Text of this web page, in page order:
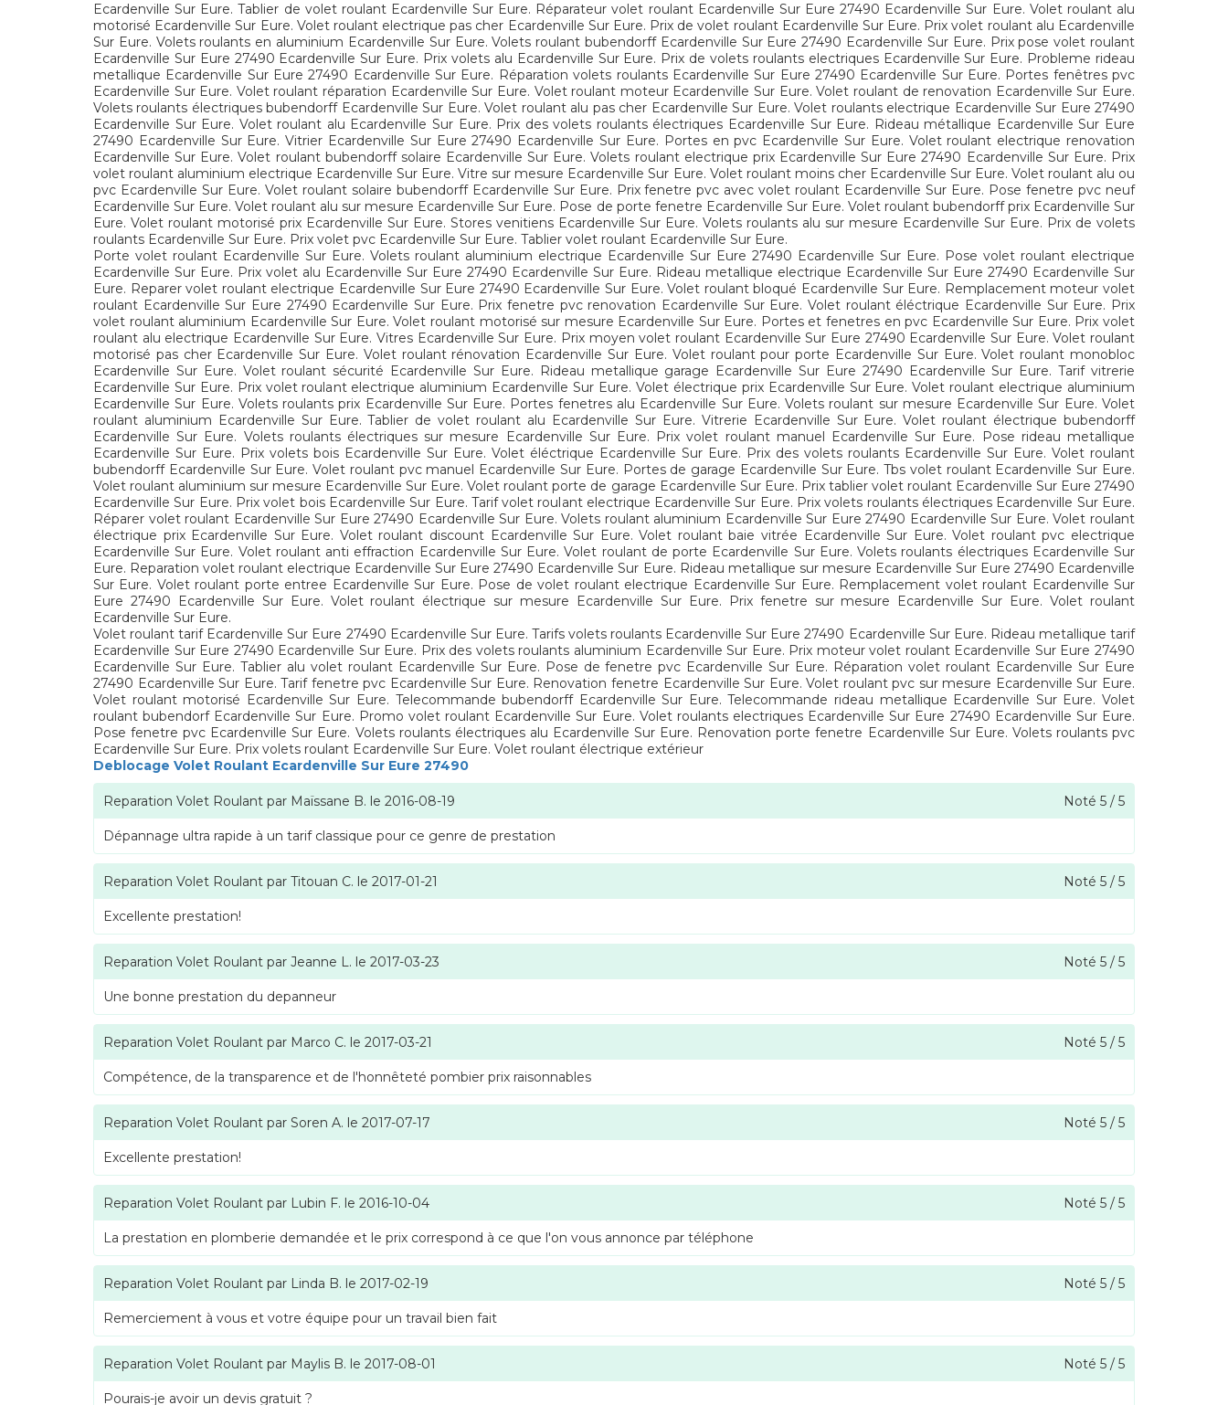
Ecardenville Sur Eure. Tablier de volet roulant Ecardenville Sur Eure. Réparateur volet roulant Ecardenville Sur Eure 27490 Ecardenville Sur Eure. Volet roulant alu
motorisé Ecardenville Sur Eure. Volet roulant electrique pas cher Ecardenville Sur Eure. Prix de volet roulant Ecardenville Sur Eure. Prix volet roulant alu Ecardenville
Sur Eure. Volets roulants en aluminium Ecardenville Sur Eure. Volets roulant bubendorff Ecardenville Sur Eure 27490 Ecardenville Sur Eure. Prix pose volet roulant
Ecardenville Sur Eure 27490 Ecardenville Sur Eure. Prix volets alu Ecardenville Sur Eure. Prix de volets roulants electriques Ecardenville Sur Eure. Probleme rideau
metallique Ecardenville Sur Eure 27490 Ecardenville Sur Eure. Réparation volets roulants Ecardenville Sur Eure 27490 Ecardenville Sur Eure. Portes fenêtres pvc
Ecardenville Sur Eure. Volet roulant réparation Ecardenville Sur Eure. Volet roulant moteur Ecardenville Sur Eure. Volet roulant de renovation Ecardenville Sur Eure.
Volets roulants électriques bubendorff Ecardenville Sur Eure. Volet roulant alu pas cher Ecardenville Sur Eure. Volet roulants electrique Ecardenville Sur Eure 27490
Ecardenville Sur Eure. Volet roulant alu Ecardenville Sur Eure. Prix des volets roulants électriques Ecardenville Sur Eure. Rideau métallique Ecardenville Sur Eure
27490 Ecardenville Sur Eure. Vitrier Ecardenville Sur Eure 27490 Ecardenville Sur Eure. Portes en pvc Ecardenville Sur Eure. Volet roulant electrique renovation
Ecardenville Sur Eure. Volet roulant bubendorff solaire Ecardenville Sur Eure. Volets roulant electrique prix Ecardenville Sur Eure 27490 Ecardenville Sur Eure. Prix
volet roulant aluminium electrique Ecardenville Sur Eure. Vitre sur mesure Ecardenville Sur Eure. Volet roulant moins cher Ecardenville Sur Eure. Volet roulant alu ou
pvc Ecardenville Sur Eure. Volet roulant solaire bubendorff Ecardenville Sur Eure. Prix fenetre pvc avec volet roulant Ecardenville Sur Eure. Pose fenetre pvc neuf
Ecardenville Sur Eure. Volet roulant alu sur mesure Ecardenville Sur Eure. Pose de porte fenetre Ecardenville Sur Eure. Volet roulant bubendorff prix Ecardenville Sur
Eure. Volet roulant motorisé prix Ecardenville Sur Eure. Stores venitiens Ecardenville Sur Eure. Volets roulants alu sur mesure Ecardenville Sur Eure. Prix de volets
roulants Ecardenville Sur Eure. Prix volet pvc Ecardenville Sur Eure. Tablier volet roulant Ecardenville Sur Eure.
Porte volet roulant Ecardenville Sur Eure. Volets roulant aluminium electrique Ecardenville Sur Eure 27490 Ecardenville Sur Eure. Pose volet roulant electrique
Ecardenville Sur Eure. Prix volet alu Ecardenville Sur Eure 27490 Ecardenville Sur Eure. Rideau metallique electrique Ecardenville Sur Eure 27490 Ecardenville Sur
Eure. Reparer volet roulant electrique Ecardenville Sur Eure 27490 Ecardenville Sur Eure. Volet roulant bloqué Ecardenville Sur Eure. Remplacement moteur volet
roulant Ecardenville Sur Eure 27490 Ecardenville Sur Eure. Prix fenetre pvc renovation Ecardenville Sur Eure. Volet roulant éléctrique Ecardenville Sur Eure. Prix
volet roulant aluminium Ecardenville Sur Eure. Volet roulant motorisé sur mesure Ecardenville Sur Eure. Portes et fenetres en pvc Ecardenville Sur Eure. Prix volet
roulant alu electrique Ecardenville Sur Eure. Vitres Ecardenville Sur Eure. Prix moyen volet roulant Ecardenville Sur Eure 27490 Ecardenville Sur Eure. Volet roulant
motorisé pas cher Ecardenville Sur Eure. Volet roulant rénovation Ecardenville Sur Eure. Volet roulant pour porte Ecardenville Sur Eure. Volet roulant monobloc
Ecardenville Sur Eure. Volet roulant sécurité Ecardenville Sur Eure. Rideau metallique garage Ecardenville Sur Eure 27490 Ecardenville Sur Eure. Tarif vitrerie
Ecardenville Sur Eure. Prix volet roulant electrique aluminium Ecardenville Sur Eure. Volet électrique prix Ecardenville Sur Eure. Volet roulant electrique aluminium
Ecardenville Sur Eure. Volets roulants prix Ecardenville Sur Eure. Portes fenetres alu Ecardenville Sur Eure. Volets roulant sur mesure Ecardenville Sur Eure. Volet
roulant aluminium Ecardenville Sur Eure. Tablier de volet roulant alu Ecardenville Sur Eure. Vitrerie Ecardenville Sur Eure. Volet roulant électrique bubendorff
Ecardenville Sur Eure. Volets roulants électriques sur mesure Ecardenville Sur Eure. Prix volet roulant manuel Ecardenville Sur Eure. Pose rideau metallique
Ecardenville Sur Eure. Prix volets bois Ecardenville Sur Eure. Volet éléctrique Ecardenville Sur Eure. Prix des volets roulants Ecardenville Sur Eure. Volet roulant
bubendorff Ecardenville Sur Eure. Volet roulant pvc manuel Ecardenville Sur Eure. Portes de garage Ecardenville Sur Eure. Tbs volet roulant Ecardenville Sur Eure.
Volet roulant aluminium sur mesure Ecardenville Sur Eure. Volet roulant porte de garage Ecardenville Sur Eure. Prix tablier volet roulant Ecardenville Sur Eure 27490
Ecardenville Sur Eure. Prix volet bois Ecardenville Sur Eure. Tarif volet roulant electrique Ecardenville Sur Eure. Prix volets roulants électriques Ecardenville Sur Eure.
Réparer volet roulant Ecardenville Sur Eure 27490 Ecardenville Sur Eure. Volets roulant aluminium Ecardenville Sur Eure 27490 Ecardenville Sur Eure. Volet roulant
électrique prix Ecardenville Sur Eure. Volet roulant discount Ecardenville Sur Eure. Volet roulant baie vitrée Ecardenville Sur Eure. Volet roulant pvc electrique
Ecardenville Sur Eure. Volet roulant anti effraction Ecardenville Sur Eure. Volet roulant de porte Ecardenville Sur Eure. Volets roulants électriques Ecardenville Sur
Eure. Reparation volet roulant electrique Ecardenville Sur Eure 27490 Ecardenville Sur Eure. Rideau metallique sur mesure Ecardenville Sur Eure 27490 Ecardenville
Sur Eure. Volet roulant porte entree Ecardenville Sur Eure. Pose de volet roulant electrique Ecardenville Sur Eure. Remplacement volet roulant Ecardenville Sur
Eure 27490 Ecardenville Sur Eure. Volet roulant électrique sur mesure Ecardenville Sur Eure. Prix fenetre sur mesure Ecardenville Sur Eure. Volet roulant
Ecardenville Sur Eure.
Volet roulant tarif Ecardenville Sur Eure 27490 Ecardenville Sur Eure. Tarifs volets roulants Ecardenville Sur Eure 27490 Ecardenville Sur Eure. Rideau metallique tarif
Ecardenville Sur Eure 27490 Ecardenville Sur Eure. Prix des volets roulants aluminium Ecardenville Sur Eure. Prix moteur volet roulant Ecardenville Sur Eure 27490
Ecardenville Sur Eure. Tablier alu volet roulant Ecardenville Sur Eure. Pose de fenetre pvc Ecardenville Sur Eure. Réparation volet roulant Ecardenville Sur Eure
27490 Ecardenville Sur Eure. Tarif fenetre pvc Ecardenville Sur Eure. Renovation fenetre Ecardenville Sur Eure. Volet roulant pvc sur mesure Ecardenville Sur Eure.
Volet roulant motorisé Ecardenville Sur Eure. Telecommande bubendorff Ecardenville Sur Eure. Telecommande rideau metallique Ecardenville Sur Eure. Volet
roulant bubendorf Ecardenville Sur Eure. Promo volet roulant Ecardenville Sur Eure. Volet roulants electriques Ecardenville Sur Eure 27490 Ecardenville Sur Eure.
Pose fenetre pvc Ecardenville Sur Eure. Volets roulants électriques alu Ecardenville Sur Eure. Renovation porte fenetre Ecardenville Sur Eure. Volets roulants pvc
Ecardenville Sur Eure. Prix volets roulant Ecardenville Sur Eure. Volet roulant électrique extérieur
Deblocage Volet Roulant Ecardenville Sur Eure 27490
Reparation Volet Roulant par Maïssane B. le 2016-08-19 Noté 5 / 5
Dépannage ultra rapide à un tarif classique pour ce genre de prestation
Reparation Volet Roulant par Titouan C. le 2017-01-21 Noté 5 / 5
Excellente prestation!
Reparation Volet Roulant par Jeanne L. le 2017-03-23 Noté 5 / 5
Une bonne prestation du depanneur
Reparation Volet Roulant par Marco C. le 2017-03-21 Noté 5 / 5
Compétence, de la transparence et de l'honnêteté pombier prix raisonnables
Reparation Volet Roulant par Soren A. le 2017-07-17 Noté 5 / 5
Excellente prestation!
Reparation Volet Roulant par Lubin F. le 2016-10-04 Noté 5 / 5
La prestation en plomberie demandée et le prix correspond à ce que l'on vous annonce par téléphone
Reparation Volet Roulant par Linda B. le 2017-02-19 Noté 5 / 5
Remerciement à vous et votre équipe pour un travail bien fait
Reparation Volet Roulant par Maylis B. le 2017-08-01 Noté 5 / 5
Pourais-je avoir un devis gratuit ?